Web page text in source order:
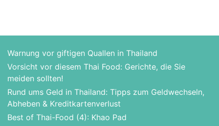
Warnung vor giftigen Quallen in Thailand
Vorsicht vor diesem Thai Food: Gerichte, die Sie
meiden sollten!
Rund ums Geld in Thailand: Tipps zum Geldwechseln,
Abheben & Kreditkartenverlust
Best of Thai-Food (4): Khao Pad